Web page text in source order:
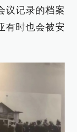
议记录的档案
有时也会被安